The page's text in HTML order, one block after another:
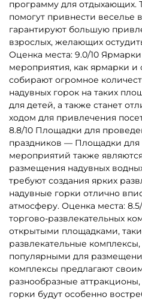
программу для отдыхающих.
помогут привнести веселье
гарантируют большую
взрослых, желающих
Оценка места: 9.0/10
мероприятия, как ярмарки и
собирают огромное
надувных горок на таких
для детей, а также станет
ходом для привлечения
8.8/10 Площадки для
праздников — Площадки для
мероприятий также
размещения надувных
требуют создания ярких
надувные горки отлично
атмосферу. Оценка места:
торгово-развлекательных
открытыми площадками,
развлекательные комплексы,
популярными для
комплексы предлагают
разнообразные
горки будут особенно